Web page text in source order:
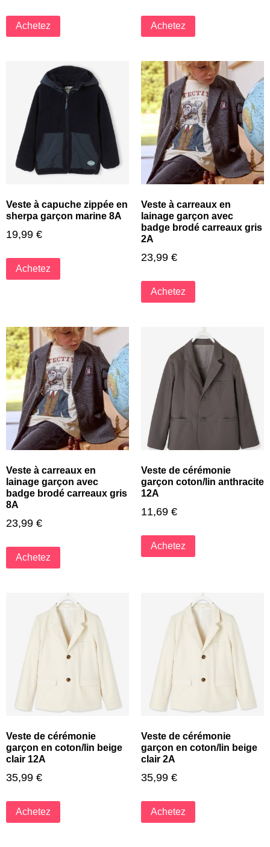
Achetez Achetez
Veste à capuche zippée en
sherpa garçon marine 8A
19,99 €
Achetez
Veste à carreaux en
lainage garçon avec
badge brodé carreaux gris
2A
23,99 €
Achetez
Veste à carreaux en
lainage garçon avec
badge brodé carreaux gris
8A
23,99 €
Achetez
Veste de cérémonie
garçon coton/lin anthracite
12A
11,69 €
Achetez
Veste de cérémonie
garçon en coton/lin beige
clair 12A
35,99 €
Achetez
Veste de cérémonie
garçon en coton/lin beige
clair 2A
35,99 €
Achetez